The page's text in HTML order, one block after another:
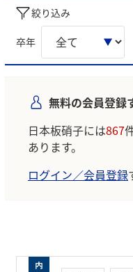
絞り込み
卒年
無料の会員登録
日本板硝子には867
あります。
ログイン／会員登録